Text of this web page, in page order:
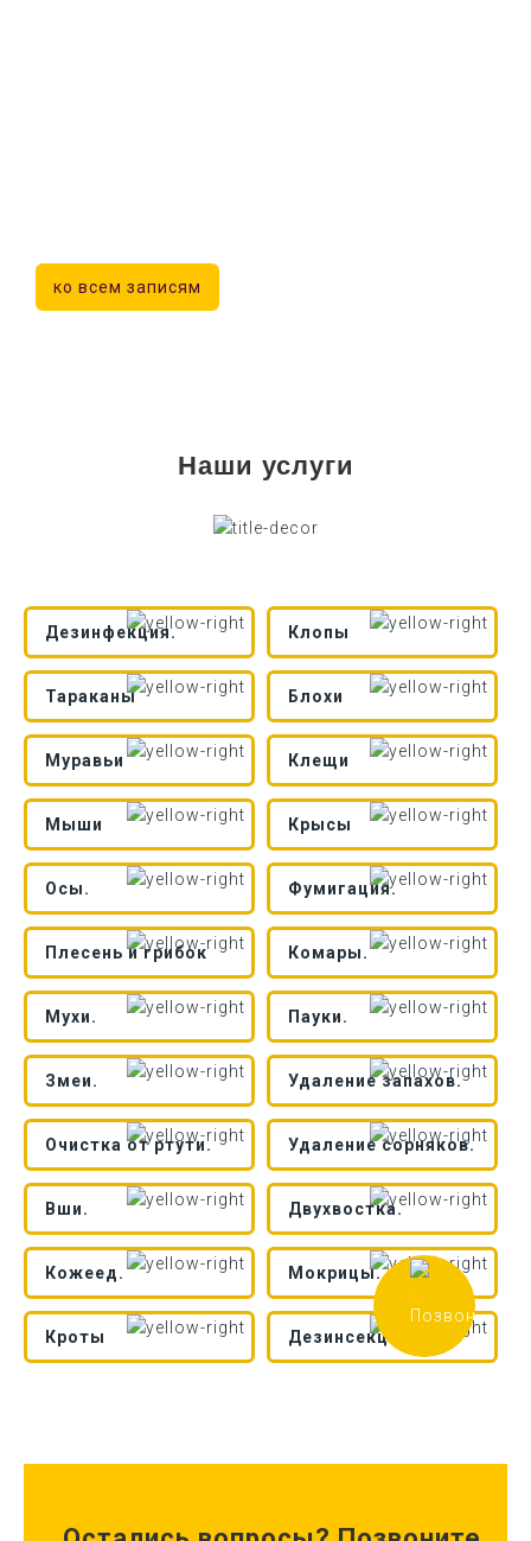
ко всем записям
Наши услуги
Дезинфекция. Клопы
Тараканы Блохи
Муравьи Клещи
Мыши Крысы
Осы. Фумигация.
Плесень и грибок Комары.
Мухи. Пауки.
Змеи. Удаление запахов.
Очистка от ртути. Удаление сорняков.
Вши. Двухвостка.
Кожеед. Мокрицы.
Кроты Дезинсекция.